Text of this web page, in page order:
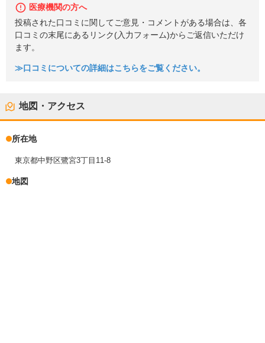
医療機関の方へ
投稿された口コミに関してご意見・コメントがある場合は、各
口コミの末尾にあるリンク(入力フォーム)からご返信いただけ
ます。
≫口コミについての詳細はこちらをご覧ください。
地図・アクセス
所在地
東京都中野区鷺宮3丁目11-8
地図